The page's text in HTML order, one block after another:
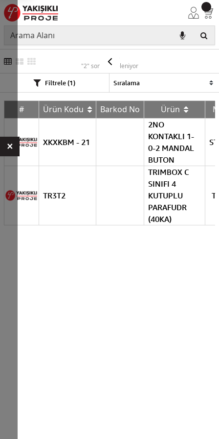
SİGMA
"2" sonuç listeleniyor
Filtrele (1)
# Ürün Kodu Barkod No Ürün
XKXKBM - 21
2NO
KONTAKLI 1-
0-2 MANDAL
BUTON
TR3T2
TRIMBOX C
SINIFI 4
KUTUPLU
PARAFUDR
(40KA)
×